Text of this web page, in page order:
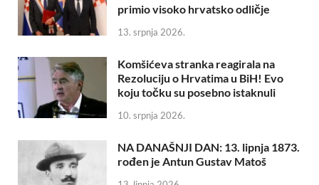
primio visoko hrvatsko odličje
13. srpnja 2026.
Komšićeva stranka reagirala na
Rezoluciju o Hrvatima u BiH! Evo
koju točku su posebno istaknuli
10. srpnja 2026.
NA DANAŠNJI DAN: 13. lipnja 1873.
rođen je Antun Gustav Matoš